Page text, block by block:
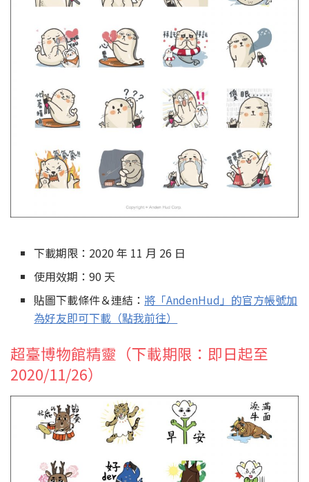
下載期限：2020 年 11 月 26 日
使用效期：90 天
貼圖下載條件＆連結： 將「AndenHud」的官方帳號加
為好友即可下載（點我前往）
超臺博物館精靈（下載期限：即日起至
2020/11/26）